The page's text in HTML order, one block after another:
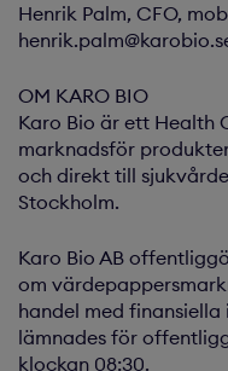
Henrik Palm, CFO,
OM KARO BIO
Karo Bio är ett Health
marknadsför
och direkt till
Stockholm.
Karo Bio AB
om
handel med
lämnades för
klockan 08:30.